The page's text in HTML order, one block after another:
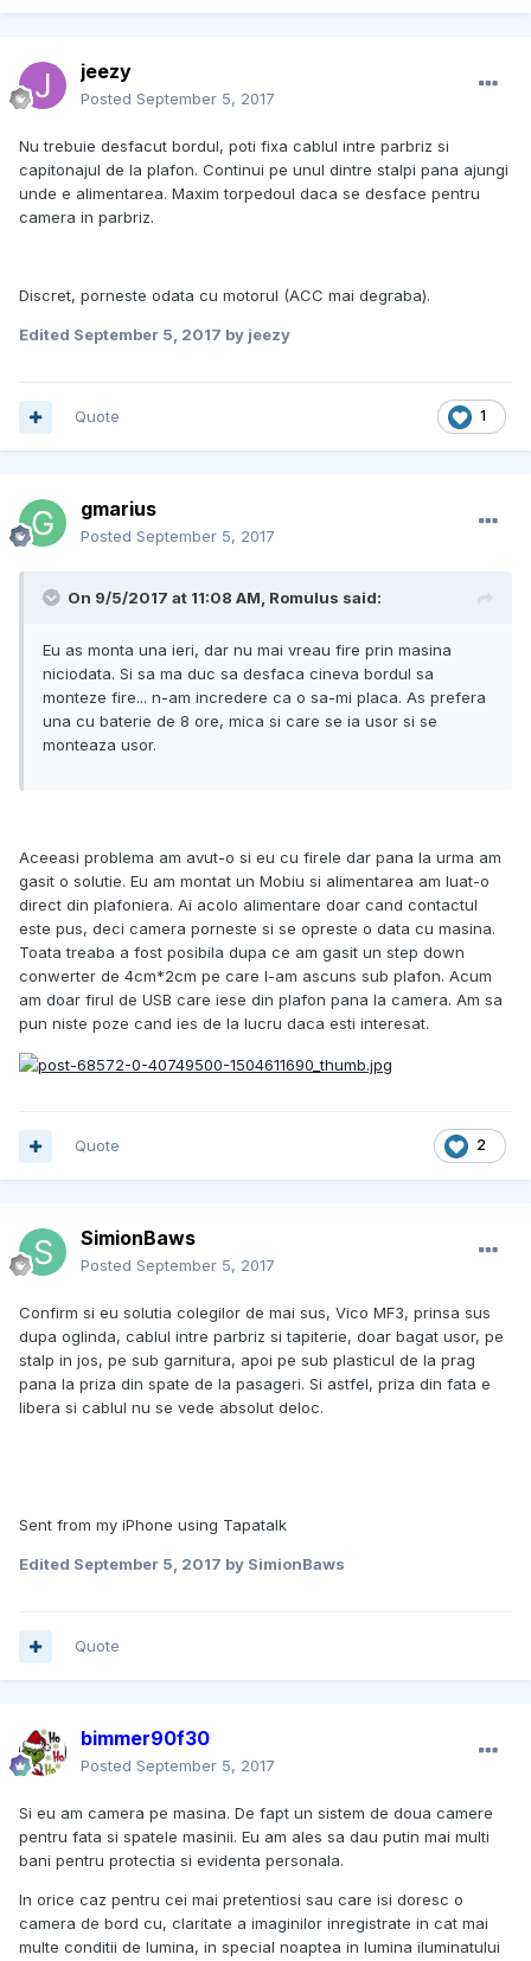
jeezy
Posted September 5, 2017
Nu trebuie desfacut bordul, poti fixa cablul intre parbriz si
capitonajul de la plafon. Continui pe unul dintre stalpi pana ajungi
unde e alimentarea. Maxim torpedoul daca se desface pentru
camera in parbriz.
Discret, porneste odata cu motorul (ACC mai degraba).
Edited September 5, 2017 by jeezy
1
Quote
gmarius
Posted September 5, 2017
On 9/5/2017 at 11:08 AM, Romulus said:
Eu as monta una ieri, dar nu mai vreau fire prin masina
niciodata. Si sa ma duc sa desfaca cineva bordul sa
monteze fire... n-am incredere ca o sa-mi placa. As prefera
una cu baterie de 8 ore, mica si care se ia usor si se
monteaza usor.
Aceeasi problema am avut-o si eu cu firele dar pana la urma am
gasit o solutie. Eu am montat un Mobiu si alimentarea am luat-o
direct din plafoniera. Ai acolo alimentare doar cand contactul
este pus, deci camera porneste si se opreste o data cu masina.
Toata treaba a fost posibila dupa ce am gasit un step down
conwerter de 4cm*2cm pe care l-am ascuns sub plafon. Acum
am doar firul de USB care iese din plafon pana la camera. Am sa
pun niste poze cand ies de la lucru daca esti interesat.
2
Quote
SimionBaws
Posted September 5, 2017
Confirm si eu solutia colegilor de mai sus, Vico MF3, prinsa sus
dupa oglinda, cablul intre parbriz si tapiterie, doar bagat usor, pe
stalp in jos, pe sub garnitura, apoi pe sub plasticul de la prag
pana la priza din spate de la pasageri. Si astfel, priza din fata e
libera si cablul nu se vede absolut deloc.
Sent from my iPhone using Tapatalk
Edited September 5, 2017 by SimionBaws
Quote
bimmer90f30
Posted September 5, 2017
Si eu am camera pe masina. De fapt un sistem de doua camere
pentru fata si spatele masinii. Eu am ales sa dau putin mai multi
bani pentru protectia si evidenta personala.
In orice caz pentru cei mai pretentiosi sau care isi doresc o
camera de bord cu, claritate a imaginilor inregistrate in cat mai
multe conditii de lumina, in special noaptea in lumina iluminatului